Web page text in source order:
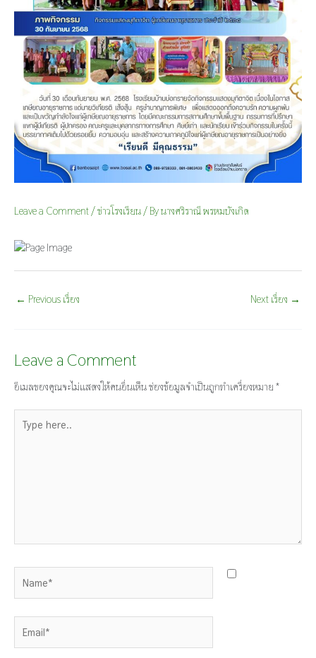
Leave a Comment /ข่าวโรงเรียน / Byนางศริราณี พรหมบังเกิด
← Previous เรื่อง Next เรื่อง →
Leave a Comment
อีเมลของคุณจะไม่แสดงให้คนอื่นเห็นช่องข้อมูลจำเป็นถูกทำเครื่องหมาย *
here..